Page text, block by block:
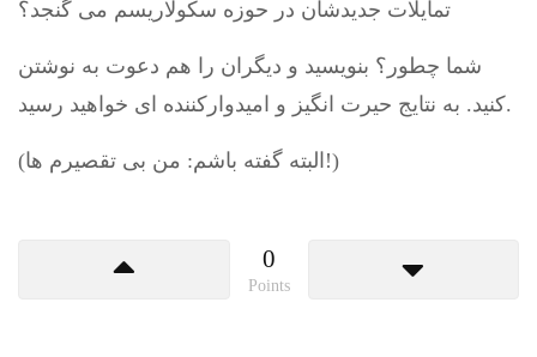
تمایلات جدیدشان در حوزه سکولاریسم می گنجد؟
شما چطور؟ بنویسید و دیگران را هم دعوت به نوشتن
کنید. به نتایج حیرت انگیز و امیدوارکننده ای خواهید رسید.
(البته گفته باشم: من بی تقصیرم ها!)
0
Points